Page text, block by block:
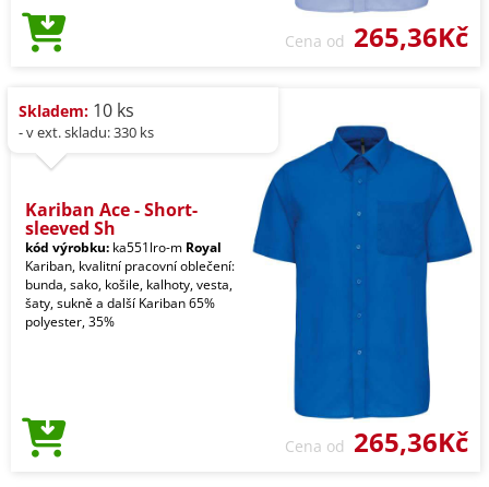
Cena od 265,36Kč
Skladem: 10 ks
- v ext. skladu: 330 ks
Kariban Ace - Short-
sleeved Sh
kód výrobku: ka551lro-m Royal
Kariban, kvalitní pracovní oblečení:
bunda, sako, košile, kalhoty, vesta,
šaty, sukně a další Kariban 65%
polyester, 35%
Cena od 265,36Kč